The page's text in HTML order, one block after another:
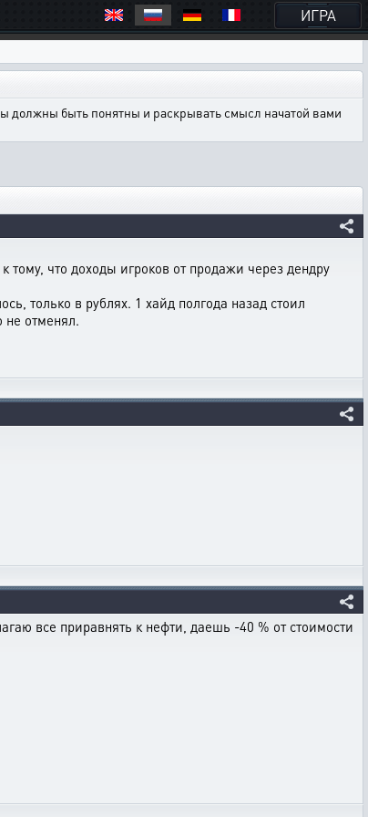
ИГРА
должны быть понятны и раскрывать смысл начатой вами
что доходы игроков от продажи через дендру
только в рублях. 1 хайд полгода назад стоил
не отменял.
все приравнять к нефти, даешь -40 % от стоимости